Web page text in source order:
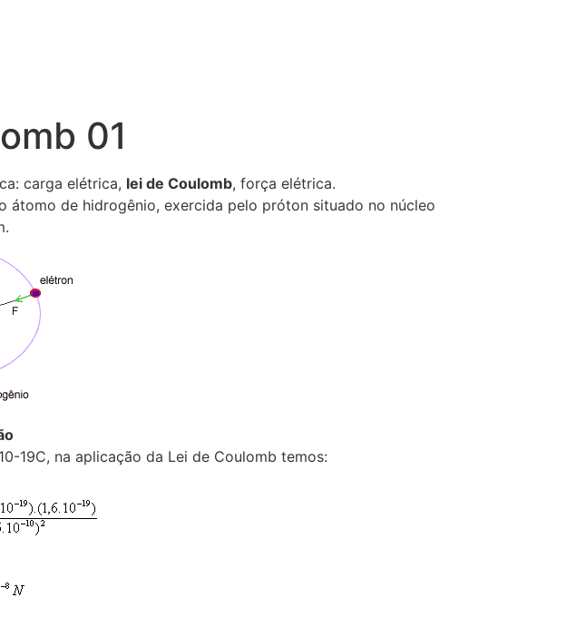
01
carga elétrica, lei de Coulomb, força elétrica.
átomo de hidrogênio, exercida pelo próton situado no núcleo
19C, na aplicação da Lei de Coulomb temos: